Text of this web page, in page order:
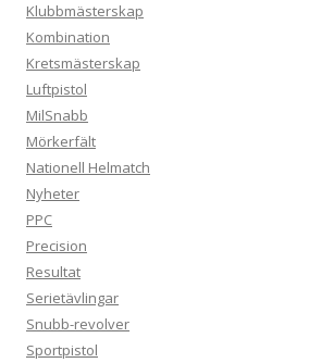
Klubbmästerskap
Kombination
Kretsmästerskap
Luftpistol
MilSnabb
Mörkerfält
Nationell Helmatch
Nyheter
PPC
Precision
Resultat
Serietävlingar
Snubb-revolver
Sportpistol